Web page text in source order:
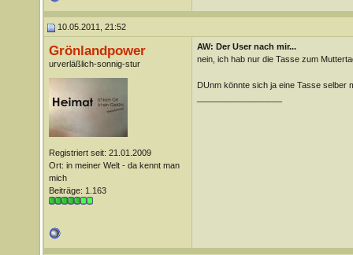
10.05.2011, 21:52
Grönlandpower
urverläßlich-sonnig-stur
Registriert seit: 21.01.2009
Ort: in meiner Welt - da kennt man
mich
Beiträge: 1.163
AW: Der User nach mir...
nein, ich hab nur die Tasse zum
DUnm könnte sich ja eine Tasse selber